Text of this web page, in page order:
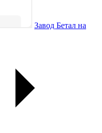
Завод Бетал на